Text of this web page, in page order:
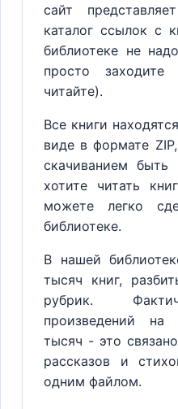
сайт
каталог ссылок с
библиотеке не
просто
читайте).
Все книги
виде в формате
скачиванием
хотите читать
можете легко
библиотеке.
В нашей
тысяч книг,
рубрик.
произведений
тысяч - это
рассказов и
одним файлом.